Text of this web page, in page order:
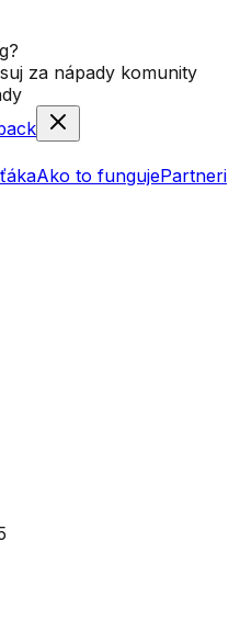
za nápady komunity
Ako to fungujePartneri